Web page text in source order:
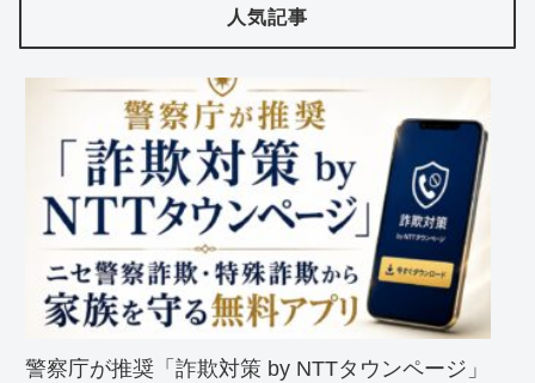
人気記事
警察庁が推奨「詐欺対策 by NTTタウンページ」